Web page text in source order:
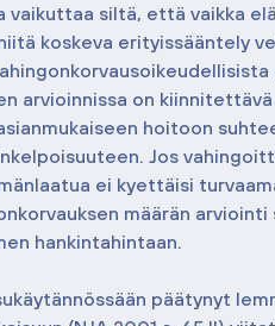
vaikuttaa siltä, että vaikka
koskeva erityissääntely
arvioinnissa on
hoitoon
Jos
ei kyettäisi
määrän
hankintahintaan.
päätynyt